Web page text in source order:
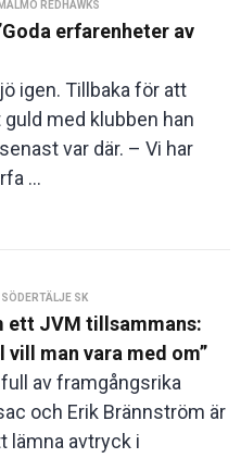
MALMÖ REDHAWKS
erfarenheter av
igen. Tillbaka för att
med klubben han
var där. – Vi har
...
SÖDERTÄLJE SK
ett JVM tillsammans:
man vara med om”
av framgångsrika
och Erik Brännström är
lämna avtryck i